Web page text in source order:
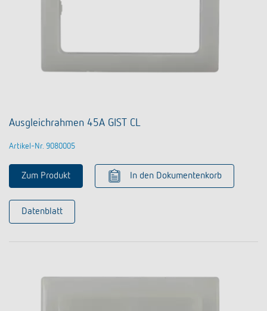
Ausgleichrahmen 45A GIST CL
Artikel-Nr. 9080005
Zum Produkt In den Dokumentenkorb
Datenblatt